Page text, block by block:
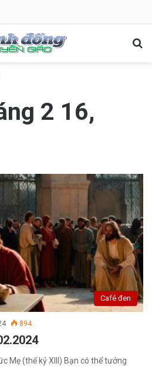
| Thánh Đaminh, Linh mục
2 16,
Café đen
894
Mẹ (thế kỷ XIII) Bạn có thể tưởng